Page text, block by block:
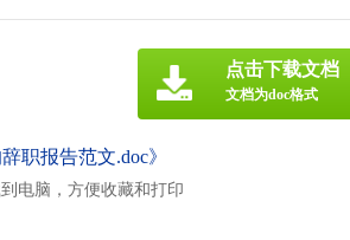
职报告范文.doc》
电脑，方便收藏和打印
点击下载文档
文档为doc格式